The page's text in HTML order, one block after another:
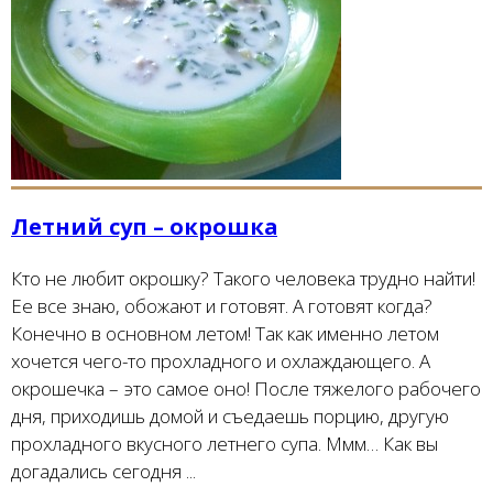
Летний суп – окрошка
Кто не любит окрошку? Такого человека трудно найти!
Ее все знаю, обожают и готовят. А готовят когда?
Конечно в основном летом! Так как именно летом
хочется чего-то прохладного и охлаждающего. А
окрошечка – это самое оно! После тяжелого рабочего
дня, приходишь домой и съедаешь порцию, другую
прохладного вкусного летнего супа. Ммм… Как вы
догадались сегодня ...